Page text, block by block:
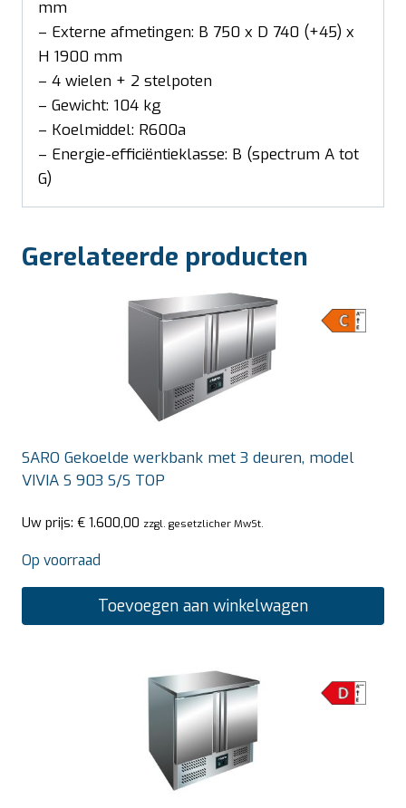
mm
– Externe afmetingen: B 750 x D 740 (+45) x
H 1900 mm
– 4 wielen + 2 stelpoten
– Gewicht: 104 kg
– Koelmiddel: R600a
– Energie-efficiëntieklasse: B (spectrum A tot
G)
Gerelateerde producten
SARO Gekoelde werkbank met 3 deuren, model
VIVIA S 903 S/S TOP
Uw prijs: € 1.600,00 zzgl. gesetzlicher MwSt.
Op voorraad
Toevoegen aan winkelwagen